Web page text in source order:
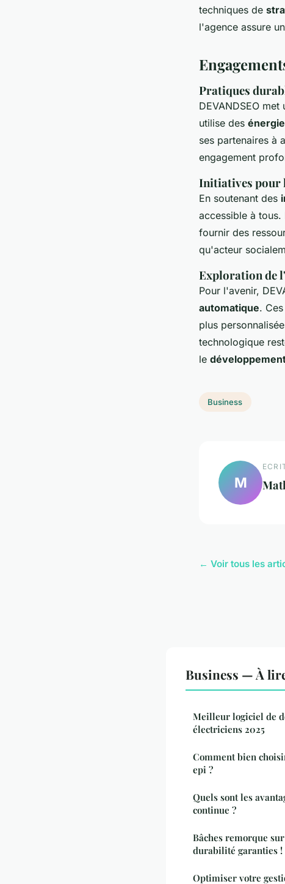
techniques de
l'agence assure
Pratiques
DEVANDSEO
utilise des
ses partenaires à
engagement
Initiatives pour
En soutenant des
accessible à
fournir des
qu'acteur
Exploration de
Pour l'avenir,
automatique.
plus
technologique
le
Business
M
← Voir tous les
Business — À
Meilleur logiciel de
électriciens 2025
Comment bien
epi ?
Quels sont les
continue ?
Bâches remorque
durabilité garanties !
Optimiser votre